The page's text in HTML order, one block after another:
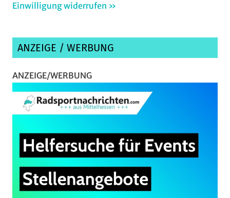
Einwilligung widerrufen »
ANZEIGE / WERBUNG
ANZEIGE/WERBUNG